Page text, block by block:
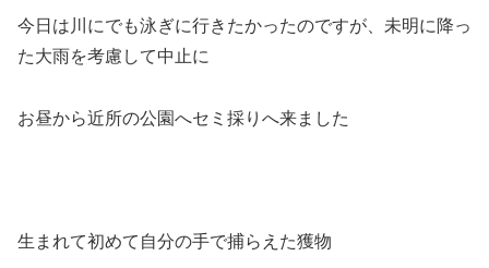
今日は川にでも泳ぎに行きたかったのですが、未明に降っ
た大雨を考慮して中止に
お昼から近所の公園へセミ採りへ来ました
生まれて初めて自分の手で捕らえた獲物